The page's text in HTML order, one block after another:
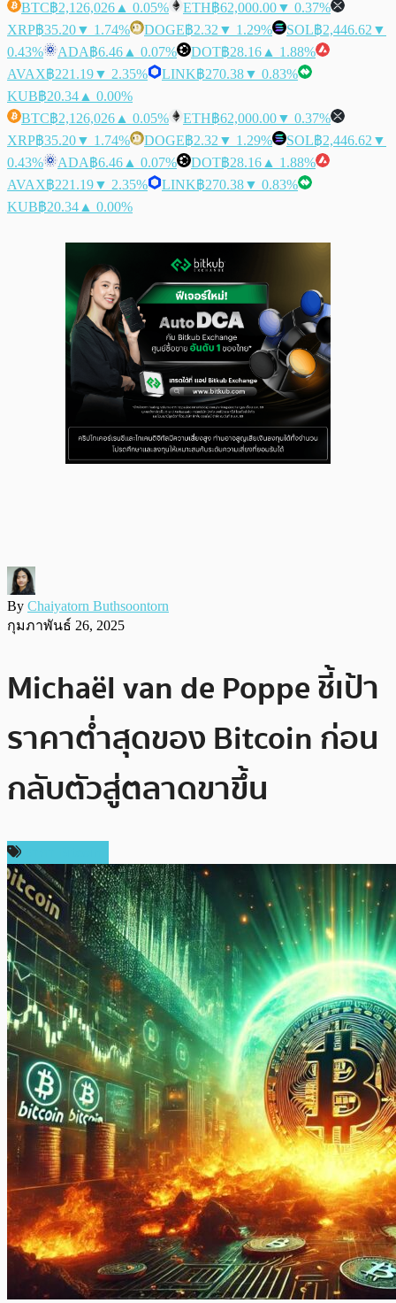
BTC฿2,126,026 ▲ 0.05% ETH฿62,000.00▼ 0.37%
XRP฿35.20▼ 1.74% DOGE฿2.32 ▼ 1.29% SOL฿2,446.62 ▼
0.43%
ADA฿6.46 ▲ 0.07% DOT฿28.16 ▲ 1.88%
AVAX฿221.19▼ 2.35% LINK฿270.38▼ 0.83%
KUB฿20.34 ▲ 0.00%
BTC฿2,126,026 ▲ 0.05% ETH฿62,000.00▼ 0.37%
XRP฿35.20▼ 1.74% DOGE฿2.32 ▼ 1.29% SOL฿2,446.62 ▼
0.43%
ADA฿6.46 ▲ 0.07% DOT฿28.16 ▲ 1.88%
AVAX฿221.19▼ 2.35% LINK฿270.38▼ 0.83%
KUB฿20.34 ▲ 0.00%
By Chaiyatorn Buthsoontorn
กุมภาพันธ์ 26, 2025
Michaël van de Poppe ชี้เป้า
ราคาต่ำสุดของ Bitcoin ก่อน
กลับตัวสู่ตลาดขาขึ้น